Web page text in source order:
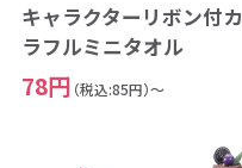
キャラクターリボン付カ
ラフルミニタオル
78円 （税込:85円）～